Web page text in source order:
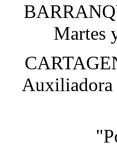
Martes
Auxiliadora